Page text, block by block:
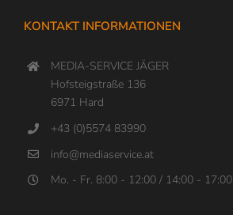
KONTAKT INFORMATIONEN
MEDIA-SERVICE JÄGER
Hofsteigstraße 136
6971 Hard
+43 (0)5574 83990
info@mediaservice.at
Mo. - Fr. 8:00 - 12:00 / 14:00 - 17:00